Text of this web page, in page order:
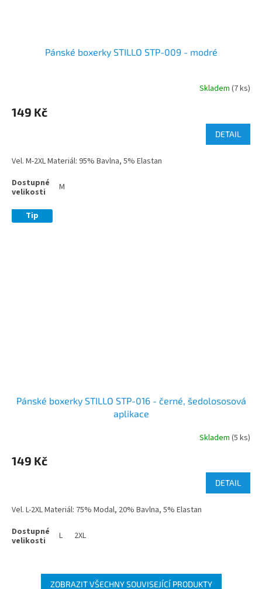
Pánské boxerky STILLO STP-009 - modré
Skladem (7 ks)
149 Kč
DETAIL
Vel. M-2XL Materiál: 95% Bavlna, 5% Elastan
M
Tip
Pánské boxerky STILLO STP-016 - černé, šedolososová
aplikace
Skladem (5 ks)
149 Kč
DETAIL
Vel. L-2XL Materiál: 75% Modal, 20% Bavlna, 5% Elastan
L 2XL
ZOBRAZIT VŠECHNY SOUVISEJÍCÍ PRODUKTY